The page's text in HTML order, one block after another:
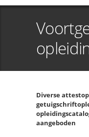
Diverse
aangeboden